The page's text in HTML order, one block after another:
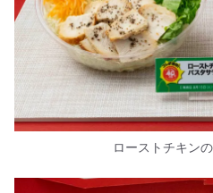
ローストチキン